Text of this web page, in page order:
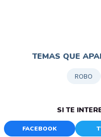
TEMAS QUE
ROBO
SI TE
FACEBOOK